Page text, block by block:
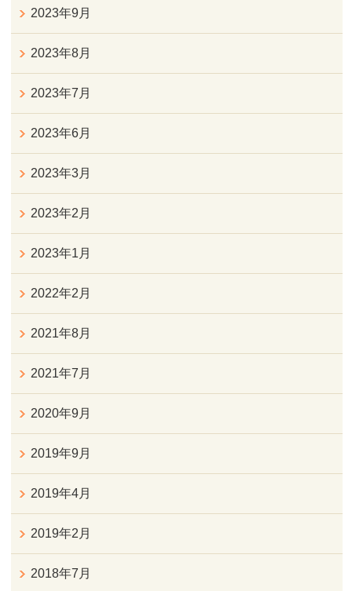
2023年9月
2023年8月
2023年7月
2023年6月
2023年3月
2023年2月
2023年1月
2022年2月
2021年8月
2021年7月
2020年9月
2019年9月
2019年4月
2019年2月
2018年7月